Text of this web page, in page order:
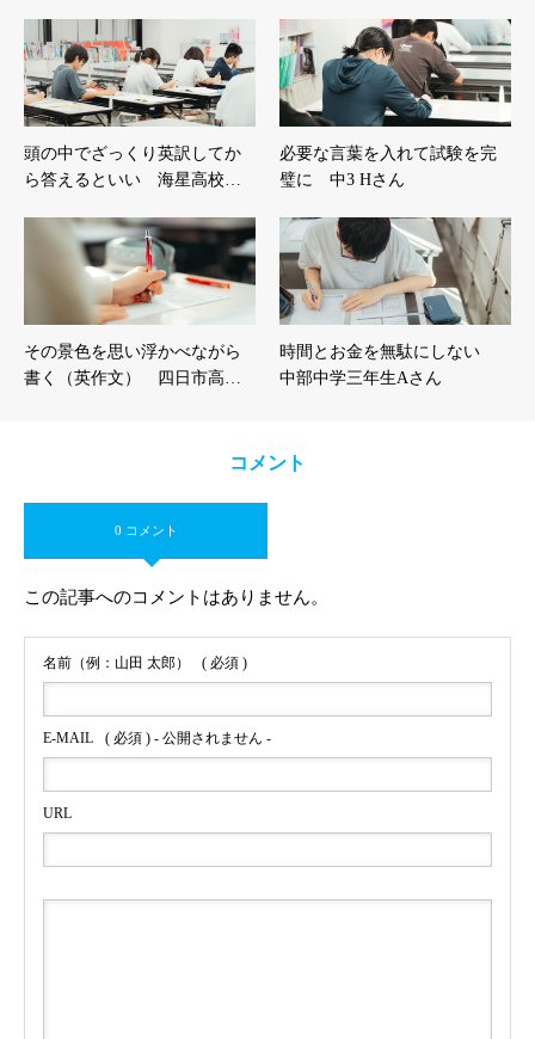
頭の中でざっくり英訳してか
ら答えるといい 海星高校…
必要な言葉を入れて試験を完
璧に 中3 Hさん
その景色を思い浮かべながら
書く（英作文） 四日市高…
時間とお金を無駄にしない
中部中学三年生Aさん
コメント
0 コメント
この記事へのコメントはありません。
名前（例：山田 太郎） ( 必須 )
E-MAIL ( 必須 ) - 公開されません -
URL